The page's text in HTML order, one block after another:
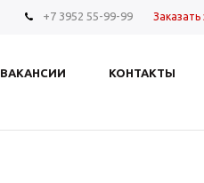
+7 3952 55-99-99 Заказать
ВАКАНСИИ КОНТАКТЫ